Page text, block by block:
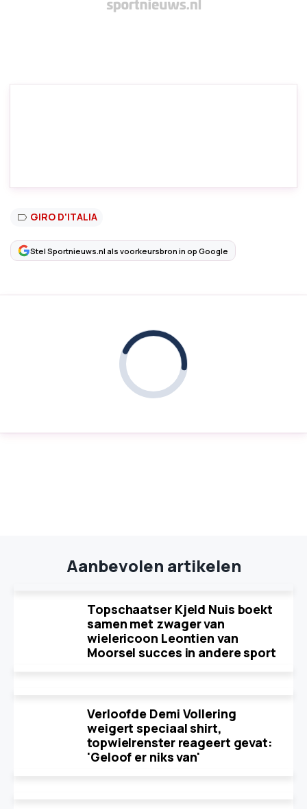
GIRO D'ITALIA
Stel Sportnieuws.nl als voorkeursbron in op Google
Aanbevolen artikelen
Topschaatser Kjeld Nuis boekt
samen met zwager van
wielericoon Leontien van
Moorsel succes in andere sport
Verloofde Demi Vollering
weigert speciaal shirt,
topwielrenster reageert gevat:
'Geloof er niks van'